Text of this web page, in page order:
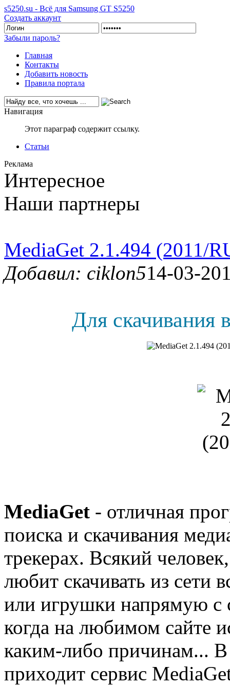
s5250.su - Всё для Samsung GT S5250
Создать аккаунт
Забыли пароль?
Главная
Контакты
Добавить новость
Правила портала
Навигация
Этот параграф содержит ссылку.
Статьи
Реклама
Интересное
Наши партнеры
MediaGet 2.1.494 (2011/
Добавил: ciklon514-03-
Для скачивания
MediaGet - отличная
поиска и скачивания
трекерах. Всякий
любит скачивать из
или игрушки напрямую с
когда на любимом сайте
каким-либо причинам...
приходит сервис